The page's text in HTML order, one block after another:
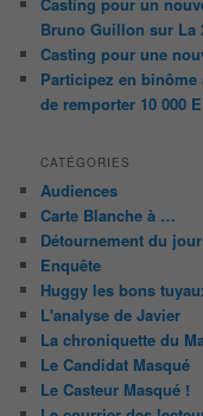
Bruno Guillon sur La
Casting pour une
Participez en binôme
de remporter 10 000
CATÉGORIES
Audiences
Carte Blanche à …
Détournement du jour
Enquête
Huggy les bons
L'analyse de Javier
La chroniquette du
Le Candidat Masqué
Le Casteur Masqué !